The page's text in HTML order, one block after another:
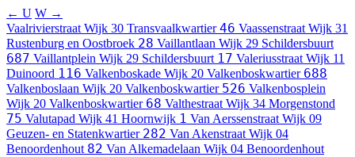
← U W →
Vaalrivierstraat Wijk 30 Transvaalkwartier 46 Vaassenstraat Wijk 31
Rustenburg en Oostbroek 28 Vaillantlaan Wijk 29 Schildersbuurt
687 Vaillantplein Wijk 29 Schildersbuurt 17 Valeriusstraat Wijk 11
Duinoord 116 Valkenboskade Wijk 20 Valkenboskwartier 688
Valkenboslaan Wijk 20 Valkenboskwartier 526 Valkenbosplein
Wijk 20 Valkenboskwartier 68 Valthestraat Wijk 34 Morgenstond
75 Valutapad Wijk 41 Hoornwijk 1 Van Aerssenstraat Wijk 09
Geuzen- en Statenkwartier 282 Van Akenstraat Wijk 04
Benoordenhout 82 Van Alkemadelaan Wijk 04 Benoordenhout